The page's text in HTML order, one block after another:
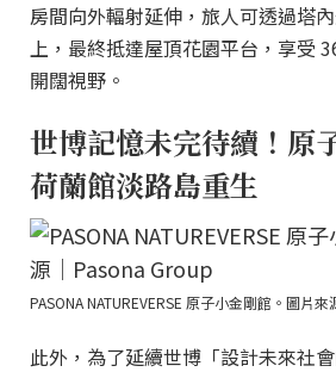
房間向外輻射延伸，旅人可透過塔
上，最終抵達屋頂花園平台，享受
開闊視野。
世博記憶未完待續！原
荷蘭館淡路島重生
PASONA NATUREVERSE 原子小金剛館。圖片
此外，為了延續世博「設計未來社